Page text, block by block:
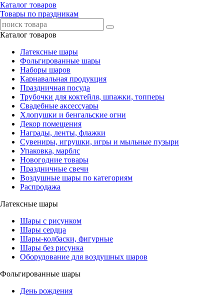
Каталог товаров
Товары по праздникам
Каталог товаров
Латексные шары
Фольгированные шары
Наборы шаров
Карнавальная продукция
Праздничная посуда
Трубочки для коктейля, шпажки, топперы
Свадебные аксессуары
Хлопушки и бенгальские огни
Декор помещения
Награды, ленты, флажки
Сувениры, игрушки, игры и мыльные пузыри
Упаковка, марблс
Новогодние товары
Праздничные свечи
Воздушные шары по категориям
Распродажа
Латексные шары
Шары с рисунком
Шары сердца
Шары-колбаски, фигурные
Шары без рисунка
Оборудование для воздушных шаров
Фольгированные шары
День рождения